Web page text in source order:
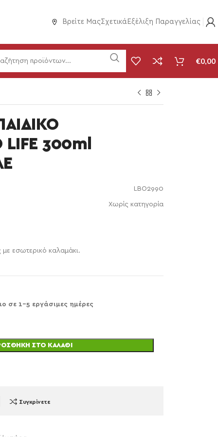
Βρείτε ΜαςΣχετικά Εξέλιξη Παραγγελίας
€0,00
300ml
LBO2990
Χωρίς κατηγορία
εσωτερικό καλαμάκι.
σε 1-5 εργάσιμες ημέρες
ΣΤΟ ΚΑΛΆΘΙ
Συγκρίνετε